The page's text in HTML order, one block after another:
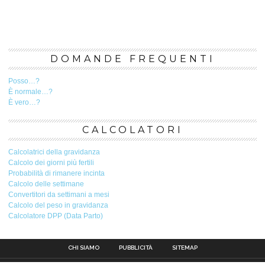
DOMANDE FREQUENTI
Posso…?
È normale…?
È vero…?
CALCOLATORI
Calcolatrici della gravidanza
Calcolo dei giorni più fertili
Probabilità di rimanere incinta
Calcolo delle settimane
Convertitori da settimani a mesi
Calcolo del peso in gravidanza
Calcolatore DPP (Data Parto)
CHI SIAMO PUBBLICITÀ SITEMAP